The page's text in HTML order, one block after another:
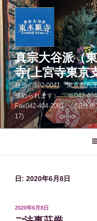
コ
ン
テ
ン
へ
ス
キ
ッ
プ
真宗大谷派（
寺(上宮寺東京
住所 192-0041 東京都八王
停められます） ℡042-
Fax042-404-2081 (旧住所
17)
日: 2020年6月8日
投
稿
2020年6月8日